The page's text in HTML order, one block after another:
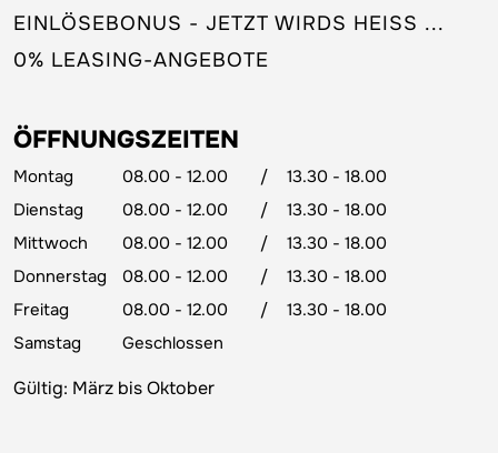
EINLÖSEBONUS - JETZT WIRDS HEISS ...
0% LEASING-ANGEBOTE
ÖFFNUNGSZEITEN
Montag 08.00 - 12.00 /
13.30 - 18.00
Dienstag
08.00 - 12.00 /
13.30 - 18.00
Mittwoch
08.00 - 12.00 /
13.30 - 18.00
Donnerstag
08.00 - 12.00 /
13.30 - 18.00
Freitag
08.00 - 12.00 /
13.30 - 18.00
Samstag
Geschlossen
Gültig: März bis Oktober